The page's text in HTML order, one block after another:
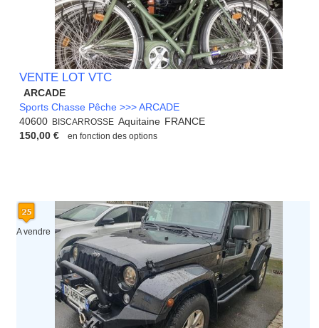
VENTE LOT VTC
ARCADE
Sports Chasse Pêche >>> ARCADE
40600
BISCARROSSE Aquitaine FRANCE
150,00 €
en fonction des options
A vendre